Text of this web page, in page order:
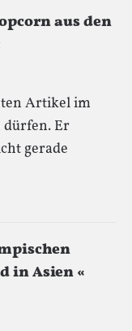
aus den
Artikel im
dürfen. Er
gerade
in Asien «